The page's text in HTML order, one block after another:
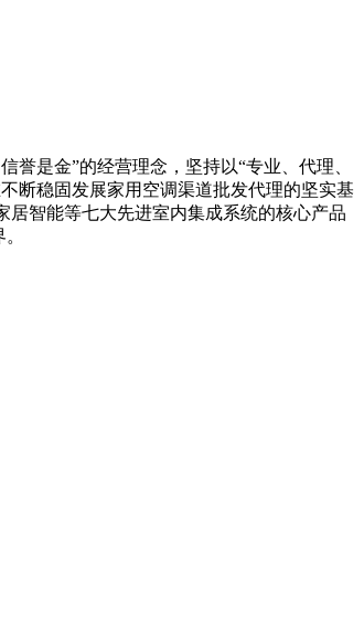
是金”的经营理念，坚持以“专业、代理、
断稳固发展家用空调渠道批发代理的坚实基
智能等七大先进室内集成系统的核心产品